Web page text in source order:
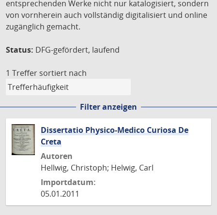
entsprechenden Werke nicht nur katalogisiert, sondern
von vornherein auch vollständig digitalisiert und online
zugänglich gemacht.
Status: DFG-gefördert, laufend
1 Treffer sortiert nach
Filter anzeigen
Dissertatio Physico-Medico Curiosa De
Creta
Autoren
Hellwig, Christoph; Helwig, Carl
Importdatum:
05.01.2011